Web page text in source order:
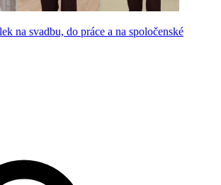
na svadbu, do práce a na spoločenské